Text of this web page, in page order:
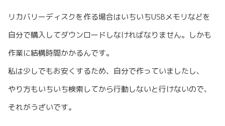
リカバリーディスクを作る場合はいちいちUSBメモリなどを
自分で購入してダウンロードしなければなりません。しかも
作業に結構時間かかるんです。
私は少しでもお安くするため、自分で作っていましたし、
やり方もいちいち検索してから行動しないと行けないので、
それがうざいです。